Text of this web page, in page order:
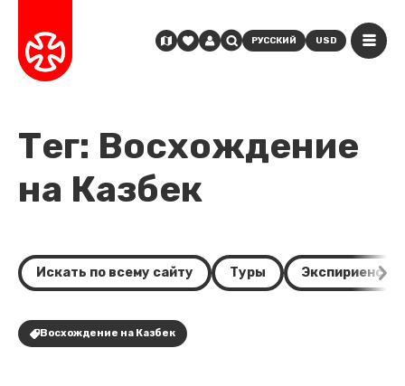
РУССКИЙ USD
Тег: Восхождение
на Казбек
Искать по всему сайту Туры Экспириенсы
Восхождение на Казбек